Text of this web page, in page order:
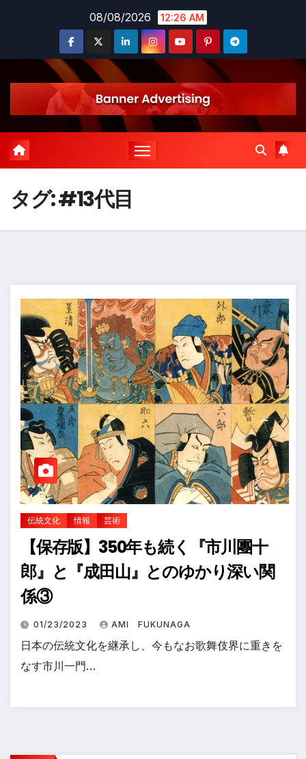
ス
08/08/2026 12:26 AM
タグ:#13代目
伝統文化 情報 芸術
【保存版】350年も続く『市川團十
郎』と『成田山』とのゆかり深い関
係③
01/23/2023 AMI FUKUNAGA
日本の伝統文化を継承し、今もなお歌舞伎界に重きを
なす市川一門…